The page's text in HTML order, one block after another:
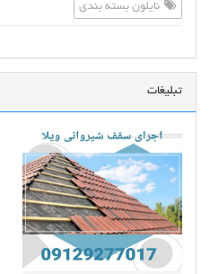
نایلون بسته بندی
تبلیغات